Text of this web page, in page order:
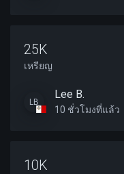
25K
เหรียญ
LB
Lee B.
10 ชั่วโมงที่แล้ว
10K